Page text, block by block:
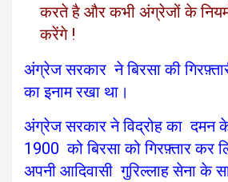
करते है और कभी अंग्रेजों के
करेंगे !
अंग्रेज सरकार ने बिरसा की
का इनाम रखा था।
अंग्रेज सरकार ने विद्रोह का दमन
1900 कोबिरसा को गिरफ़्तार कर
अपनी आदिवासी गुरिल्लाह सेना के